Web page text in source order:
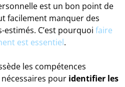
est un bon point de
facilement manquer des
C’est pourquoi faire
est essentiel.
les compétences
pour identifier les